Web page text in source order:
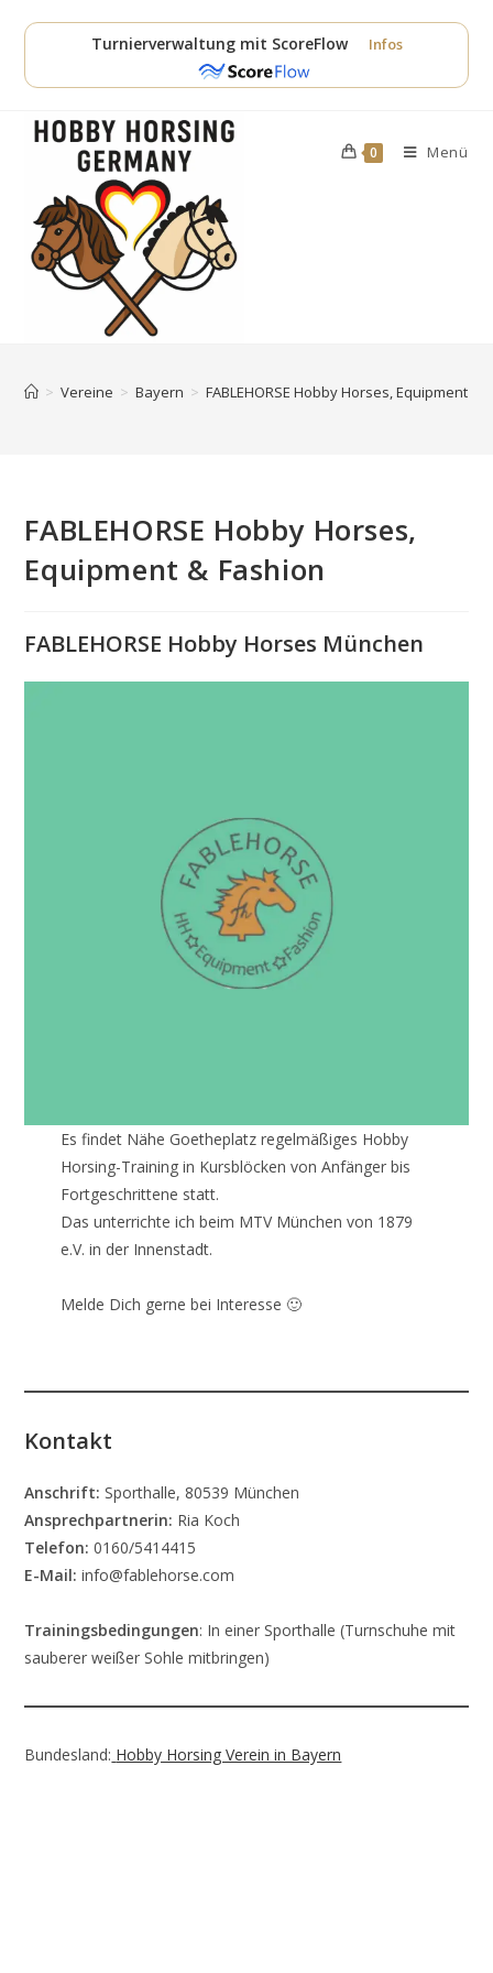
Inhalt
Turnierverwaltung mit ScoreFlow Infos
0 Menü
> Vereine > Bayern > FABLEHORSE Hobby Horses, Equipment &
FABLEHORSE Hobby Horses,
Equipment & Fashion
FABLEHORSE Hobby Horses München
Es findet Nähe Goetheplatz regelmäßiges Hobby
Horsing-Training in Kursblöcken von Anfänger bis
Fortgeschrittene statt.
Das unterrichte ich beim MTV München von 1879
e.V. in der Innenstadt.
Melde Dich gerne bei Interesse 🙂
Kontakt
Anschrift:Sporthalle, 80539 München
Ansprechpartnerin: Ria Koch
Telefon: 0160/5414415
E-Mail:info@fablehorse.com
Trainingsbedingungen: In einer Sporthalle (Turnschuhe mit
sauberer weißer Sohle mitbringen)
Bundesland: Hobby Horsing Verein in Bayern